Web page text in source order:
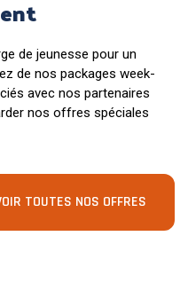
de jeunesse pour un
de nos packages week-
avec nos partenaires
nos offres spéciales
TOUTES NOS OFFRES